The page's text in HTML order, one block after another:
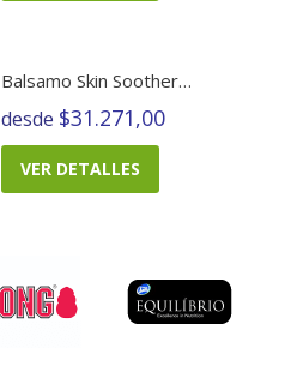
Balsamo Skin Soother Barra
desde $31.271,00
VER DETALLES